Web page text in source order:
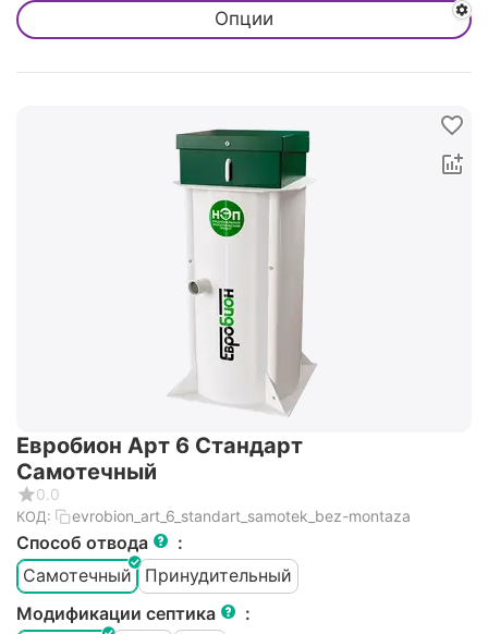
Опции
Евробион Арт 6 Стандарт
Самотечный
0.0
КОД: evrobion_art_6_standart_samotek_bez-montaza
Способ отвода
:
Самотечный
Принудительный
Модификации септика
: